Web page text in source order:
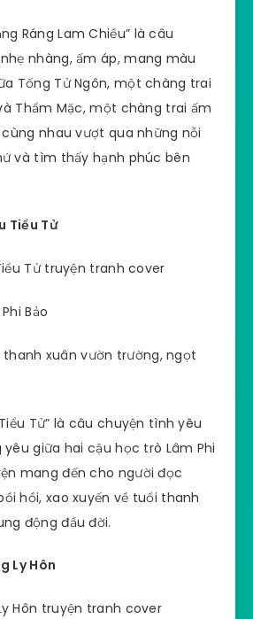
Ráng Lam Chiều” là câu
nhàng, ấm áp, mang màu
Tống Tử Ngôn, một chàng trai
Thẩm Mặc, một chàng trai ấm
nhau vượt qua những nỗi
và tìm thấy hạnh phúc bên
Tiểu Tử
Tử truyện tranh cover
Bảo
thanh xuân vườn trường, ngọt
Tử” là câu chuyện tình yêu
giữa hai cậu học trò Lâm Phi
mang đến cho người đọc
hồi, xao xuyến về tuổi thanh
động đầu đời.
Ly Hôn
Hôn truyện tranh cover